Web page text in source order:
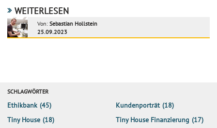
WEITERLESEN
Von: Sebastian Hollstein
25.09.2023
SCHLAGWÖRTER
Ethikbank (45) Kundenporträt (18)
Tiny House (18) Tiny House Finanzierung (17)